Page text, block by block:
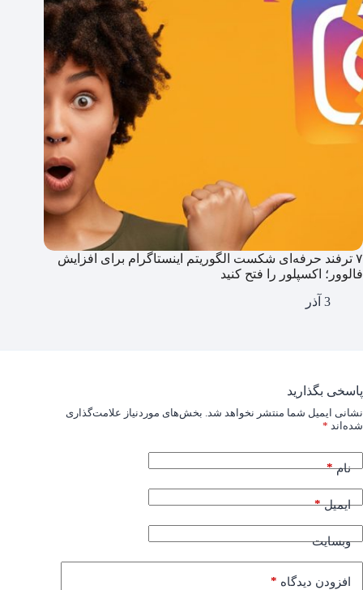
۷ ترفند حرفه‌ای شکست الگوریتم اینستاگرام برای افزایش
فالوور؛ اکسپلور را فتح کنید
3 آذر
پاسخی بگذارید
نشانی ایمیل شما منتشر نخواهد شد. بخش‌های موردنیاز علامت‌گذاری
شده‌اند *
نام*
ایمیل*
وبسایت
افزودن دیدگاه *